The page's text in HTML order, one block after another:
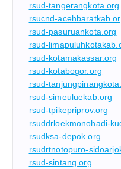
rsud-tangerangkota.org
rsucnd-
rsud-pasuruankota.org
rsud-
rsud-kotamakassar.org
rsud-kotabogor.org
rsud-
rsud-simeuluekab.org
rsud-tpikepriprov.org
rsuddrloekmonohadi-
rsudksa-depok.org
rsudrtnotopuro-
rsud-sintang.org